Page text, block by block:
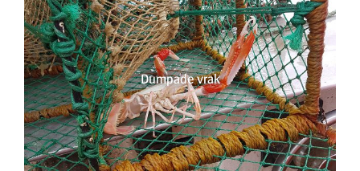
Dumpade vrak